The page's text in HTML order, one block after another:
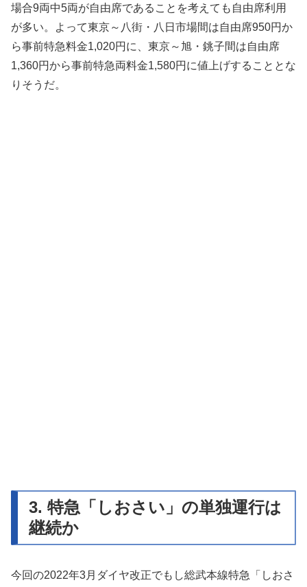
場合9両中5両が自由席であることを考えても自由席利用
が多い。よって東京～八街・八日市場間は自由席950円か
ら事前特急料金1,020円に、東京～旭・銚子間は自由席
1,360円から事前特急両料金1,580円に値上げすることとな
りそうだ。
3. 特急「しおさい」の単独運行は
継続か
今回の2022年3月ダイヤ改正でもし総武本線特急「しおさ